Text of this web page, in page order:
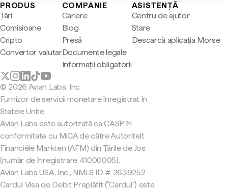
PRODUS
Țări
Comisioane
Cripto
Convertor valutar
COMPANIE
Cariere
Blog
Presă
Documente legale
Informații obligatorii
ASISTENȚĂ
Centru de ajutor
Stare
Descarcă aplicația Morse
© 2026 Avian Labs, Inc
Furnizor de servicii monetare înregistrat în
Statele Unite
Avian Labs este autorizată ca CASP în
conformitate cu MiCA de către Autoriteit
Financiële Markten (AFM) din Țările de Jos
(număr de înregistrare 41000005).
Avian Labs USA, Inc., NMLS ID # 2639252
Cardul Visa de Debit Preplătit ("Cardul") este